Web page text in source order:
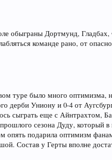
обыграны Дортмунд, Гладбах,
команде рано, от
туре было много
дерби Униону и 0-4 от
сыграть еще с Айнтрахтом,
сезона Дуду, который
опять подарила оптимизм
Состав у Герты вполне